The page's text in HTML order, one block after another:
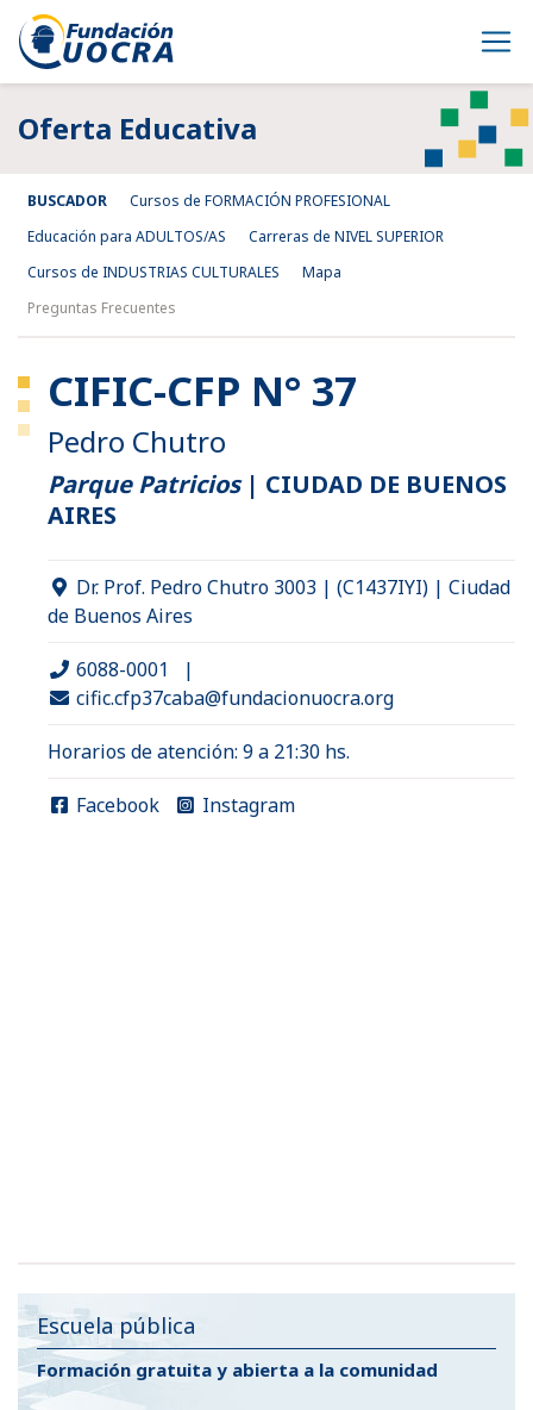
Oferta Educativa
BUSCADOR
Cursos de FORMACIÓN PROFESIONAL
Educación para ADULTOS/AS
Carreras de NIVEL SUPERIOR
Cursos de INDUSTRIAS CULTURALES
Mapa
Preguntas Frecuentes
CIFIC-CFP N° 37
Pedro Chutro
Parque Patricios| CIUDAD DE BUENOS
AIRES
Dr. Prof. Pedro Chutro 3003 | (C1437IYI) | Ciudad
de Buenos Aires
6088-0001 |
cific.cfp37caba@fundacionuocra.org
Horarios de atención: 9 a 21:30 hs.
Facebook Instagram
Escuela pública
Formación gratuita y abierta a la comunidad